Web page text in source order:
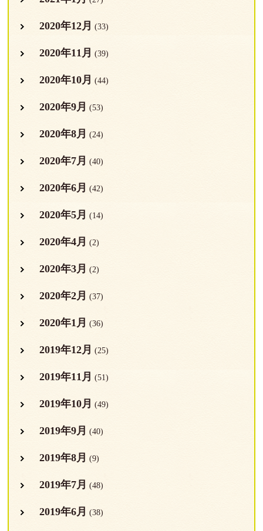
2020年12月 (33)
2020年11月 (39)
2020年10月 (44)
2020年9月 (53)
2020年8月 (24)
2020年7月 (40)
2020年6月 (42)
2020年5月 (14)
2020年4月 (2)
2020年3月 (2)
2020年2月 (37)
2020年1月 (36)
2019年12月 (25)
2019年11月 (51)
2019年10月 (49)
2019年9月 (40)
2019年8月 (9)
2019年7月 (48)
2019年6月 (38)